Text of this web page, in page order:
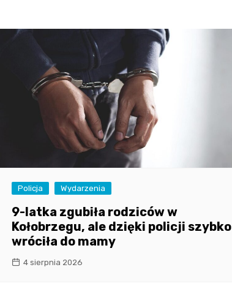
Policja Wydarzenia
9-latka zgubiła rodziców w
Kołobrzegu, ale dzięki policji szybko
wróciła do mamy
4 sierpnia 2026